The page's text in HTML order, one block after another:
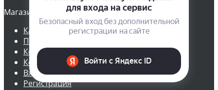
Магазин
Каталог
Производители
Кол-во семян цветов в 1 гр
Кол-во семян овощей в 1 гр
Вход
Регистрация